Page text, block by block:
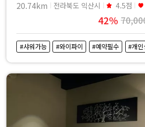
20.74km 전라북도 익산시 4.5점
42%
#샤워가능 #와이파이 #예약필수 #개인